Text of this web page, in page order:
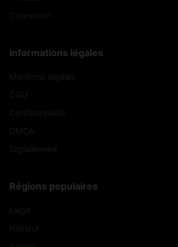
Informations légales
Régions populaires